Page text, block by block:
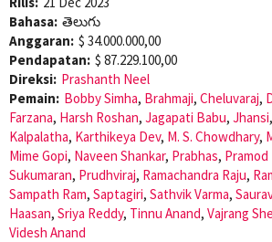
Bahasa: తెలుగు
Anggaran: $ 34.000.000,00
Pendapatan: $ 87.229.100,00
Direksi: Prashanth Neel
Pemain: Bobby Simha, Brahmaji, Cheluvaraj,
Farzana, Harsh Roshan, Jagapati Babu, Jhansi,
Kalpalatha, Karthikeya Dev, M. S. Chowdhary,
Mime Gopi, Naveen Shankar, Prabhas, Pramod
Sukumaran, Prudhviraj, Ramachandra Raju,
Sampath Ram, Saptagiri, Sathvik Varma,
Haasan, Sriya Reddy, Tinnu Anand, Vajrang
Videsh Anand